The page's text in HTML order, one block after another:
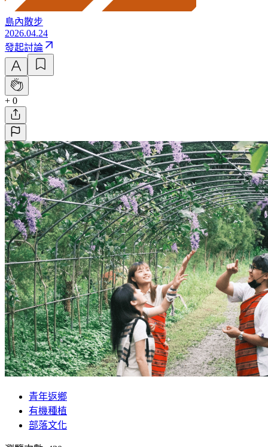
島內散步
2026.04.24
發起討論
+ 0
青年返鄉
有機種植
部落文化